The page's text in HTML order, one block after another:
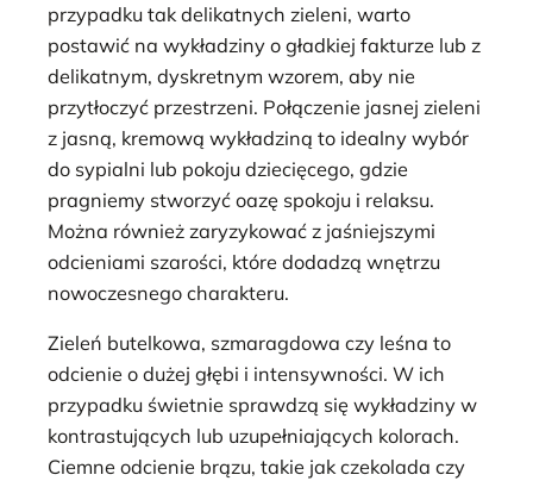
przypadku tak delikatnych zieleni, warto
postawić na wykładziny o gładkiej fakturze lub z
delikatnym, dyskretnym wzorem, aby nie
przytłoczyć przestrzeni. Połączenie jasnej zieleni
z jasną, kremową wykładziną to idealny wybór
do sypialni lub pokoju dziecięcego, gdzie
pragniemy stworzyć oazę spokoju i relaksu.
Można również zaryzykować z jaśniejszymi
odcieniami szarości, które dodadzą wnętrzu
nowoczesnego charakteru.
Zieleń butelkowa, szmaragdowa czy leśna to
odcienie o dużej głębi i intensywności. W ich
przypadku świetnie sprawdzą się wykładziny w
kontrastujących lub uzupełniających kolorach.
Ciemne odcienie brązu, takie jak czekolada czy